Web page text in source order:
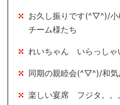
お久し振りです(^▽^)/小
チーム様たち
れいちゃん いらっし
同期の親睦会(^▽^)/和気
楽しい宴席 フジタ。